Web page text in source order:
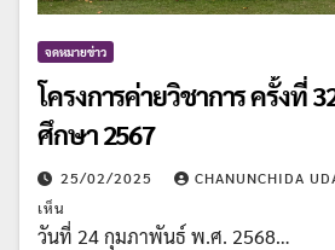
จดหมายข่าว
โครงการค่ายวิชาการ ครั้งที่
ศึกษา 2567
25/02/2025 CHANUNCHIDA
เห็น
วันที่ 24 กุมภาพันธ์ พ.ศ. 2568…